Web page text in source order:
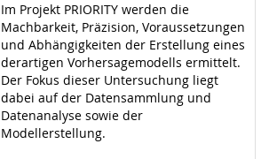
Im Projekt PRIORITY werden die
Machbarkeit, Präzision, Voraussetzungen
und Abhängigkeiten der Erstellung eines
derartigen Vorhersagemodells ermittelt.
Der Fokus dieser Untersuchung liegt
dabei auf der Datensammlung und
Datenanalyse sowie der
Modellerstellung.